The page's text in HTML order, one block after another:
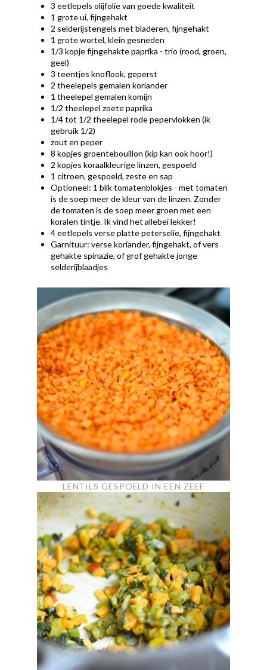
3 eetlepels olijfolie van goede kwaliteit
1 grote ui, fijngehakt
2 selderijstengels met bladeren, fijngehakt
1 grote wortel, klein gesneden
1/3 kopje fijngehakte paprika - trio (rood, groen,
geel)
3 teentjes knoflook, geperst
2 theelepels gemalen koriander
1 theelepel gemalen komijn
1/2 theelepel zoete paprika
1/4 tot 1/2 theelepel rode pepervlokken (ik
gebruik 1/2)
zout en peper
8 kopjes groentebouillon (kip kan ook hoor!)
2 kopjes koraalkleurige linzen, gespoeld
1 citroen, gespoeld, zeste en sap
Optioneel: 1 blik tomatenblokjes - met tomaten
is de soep meer de kleur van de linzen. Zonder
de tomaten is de soep meer groen met een
koralen tintje. Ik vind het allebei lekker!
4 eetlepels verse platte peterselie, fijngehakt
Garnituur: verse koriander, fijngehakt, of vers
gehakte spinazie, of grof gehakte jonge
selderijblaadjes
LENTILS GESPOELD IN EEN ZEEF